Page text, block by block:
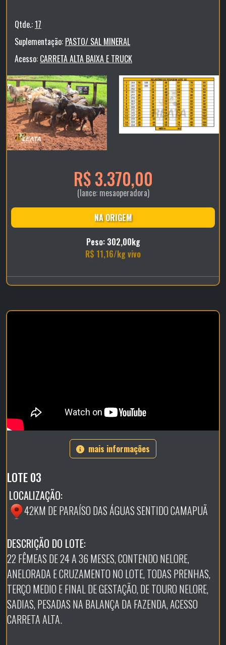
Qtde.:17
Suplementação: PASTO/ SAL MINERAL
Acesso: CARRETA ALTA BAIXA E TRUCK
R$ 3.370,00
(lance: mesaoperadora)
NA ORIGEM
Peso: 302,00kg
R$ 11,16/kg vivo
mais informações
LOTE 03
LOCALIZAÇÃO:
42KM DE PARAÍSO DAS ÁGUAS SENTIDO CAMAPUÃ
DESCRIÇÃO DO LOTE:
22 FÊMEAS DE 24 A 36 MESES, CONTENDO NELORE,
ANELORADA E CRUZAMENTO NO LOTE, TODAS PRENHAS,
TERÇO MEDIO E FINAL DE GESTAÇÃO, DE TOURO NELORE,
SADIAS, PESADAS NA BALANÇA DA FAZENDA, ACESSO
CARRETA ALTA.